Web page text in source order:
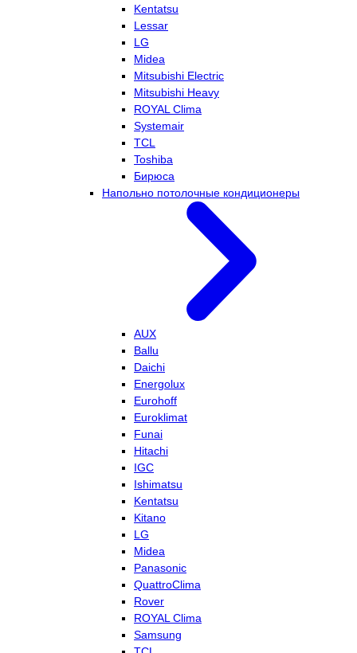
Kentatsu
Lessar
LG
Midea
Mitsubishi Electric
Mitsubishi Heavy
ROYAL Clima
Systemair
TCL
Toshiba
Бирюса
Напольно потолочные кондиционеры
AUX
Ballu
Daichi
Energolux
Eurohoff
Euroklimat
Funai
Hitachi
IGC
Ishimatsu
Kentatsu
Kitano
LG
Midea
Panasonic
QuattroClima
Rover
ROYAL Clima
Samsung